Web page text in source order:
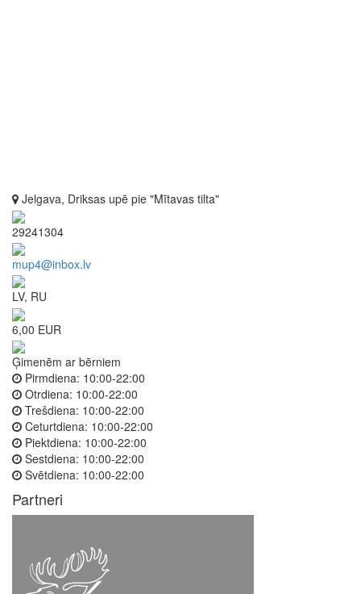
Jelgava, Driksas upē pie "Mītavas tilta"
29241304
mup4@inbox.lv
LV, RU
6,00 EUR
Ģimenēm ar bērniem
Pirmdiena: 10:00-22:00
Otrdiena: 10:00-22:00
Trešdiena: 10:00-22:00
Ceturtdiena: 10:00-22:00
Piektdiena: 10:00-22:00
Sestdiena: 10:00-22:00
Svētdiena: 10:00-22:00
Partneri